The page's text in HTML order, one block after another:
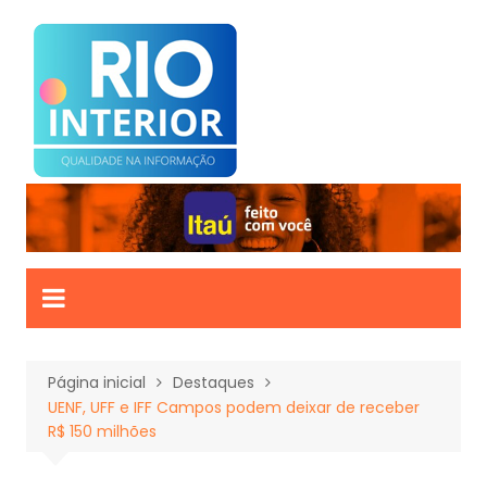
para
conteúdo
Página inicial
Destaques
UENF, UFF e IFF Campos podem deixar de receber
R$ 150 milhões